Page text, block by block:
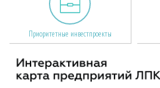
Приоритетные инвестпроекты